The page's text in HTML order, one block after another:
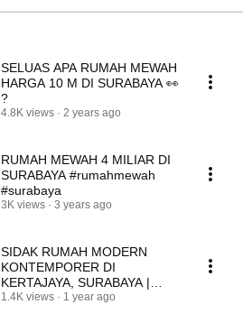
SELUAS APA RUMAH MEWAH
HARGA 10 M DI SURABAYA 👀
?
4.8K views 2 years ago
RUMAH MEWAH 4 MILIAR DI
SURABAYA #rumahmewah
#surabaya
3K views 3 years ago
SIDAK RUMAH MODERN
KONTEMPORER DI
KERTAJAYA, SURABAYA |
FORSALE
1.4K views 1 year ago